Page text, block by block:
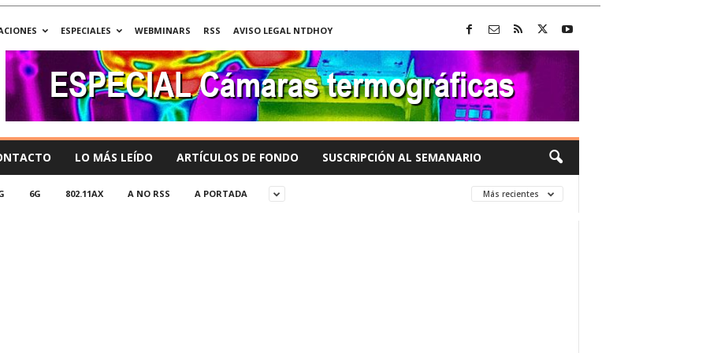
ESPECIALES WEBMINARS RSS
AVISO LEGAL NTDHOY
LO MÁS LEÍDO ARTÍCULOS DE FONDO SUSCRIPCIÓN AL SEMANARIO
6G 802.11AX A NO RSS A PORTADA Más recientes